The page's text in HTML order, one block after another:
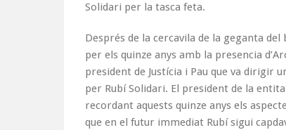
Solidari per la tasca feta.
Després de la cercavila de la geganta
per els quinze anys amb la presencia
president de Justícia i Pau que va dirigir
per Rubí Solidari. El president de la
recordant aquests quinze anys els
que en el futur immediat Rubí sigui